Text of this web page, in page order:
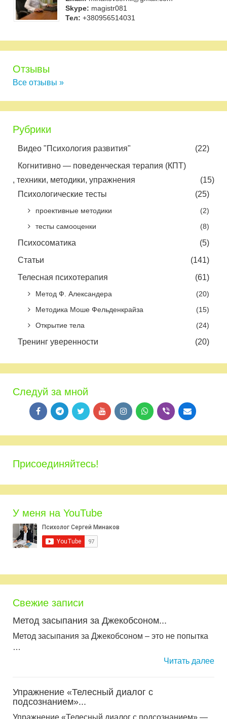
Skype: magistr081
Тел: +380956514031
Отзывы
Все отзывы »
Рубрики
Видео "Психология развития"
(22)
Когнитивно — поведенческая терапия (КПТ)
, техники, методики, упражнения
(15)
Психологические тесты
(25)
проективные методики
(2)
тесты самооценки
(8)
Психосоматика
(5)
Статьи
(141)
Телесная психотерапия
(61)
Метод Ф. Александера
(20)
Методика Моше Фельденкрайза
(15)
Открытие тела
(24)
Тренинг уверенности (20)
Следуй за мной
Присоединяйтесь!
У меня на YouTube
Свежие записи
Метод засыпания за Джекобсоном...
Метод засыпания за Джекобсоном – это не попытка
…
Читать далее
Упражнение «Телесный диалог с
подсознанием»...
Упражнение «Телесный диалог с подсознанием» —